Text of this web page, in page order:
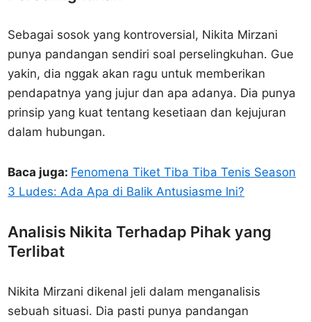
Sebagai sosok yang kontroversial, Nikita Mirzani
punya pandangan sendiri soal perselingkuhan. Gue
yakin, dia nggak akan ragu untuk memberikan
pendapatnya yang jujur dan apa adanya. Dia punya
prinsip yang kuat tentang kesetiaan dan kejujuran
dalam hubungan.
Baca juga: Fenomena Tiket Tiba Tiba Tenis Season
3 Ludes: Ada Apa di Balik Antusiasme Ini?
Analisis Nikita Terhadap Pihak yang
Terlibat
Nikita Mirzani dikenal jeli dalam menganalisis
sebuah situasi. Dia pasti punya pandangan